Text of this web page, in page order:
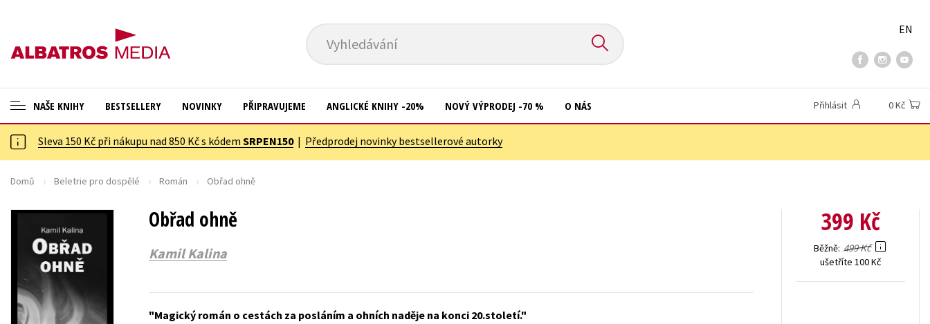
Vyhledávání
EN
NAŠE KNIHY
ANGLICKÉ KNIHY -20 %
NOVÝ VÝPRODEJ -70 %
ASTERIX S DÁRKEM
🎁DÁRKOVÉ PUBLIKACE
✉️ DÁRKOVÉ POUKAZY
Auto - moto
Cestování
Dárkové publikace
Digitální fotografie
Esoterika a duchovní svět
Hobby
Populárně - naučná pro dospělé
Young adult
BESTSELLERY NOVINKY PŘIPRAVUJEME ANGLICKÉ KNIHY -20% NOVÝ VÝPRODEJ -70 % O NÁS Přihlásit 0 Kč
Sleva 150 Kč při nákupu nad 850 Kč s kódem SRPEN150| Předprodej novinky bestsellerové autorky
Domů Beletrie pro dospělé Román Obřad ohně
Obřad ohně
Kamil Kalina
Magický román o cestách za posláním a ohních naděje na konci 20.století.
399 Kč
Běžně 499 Kč
ušetříte 100 Kč